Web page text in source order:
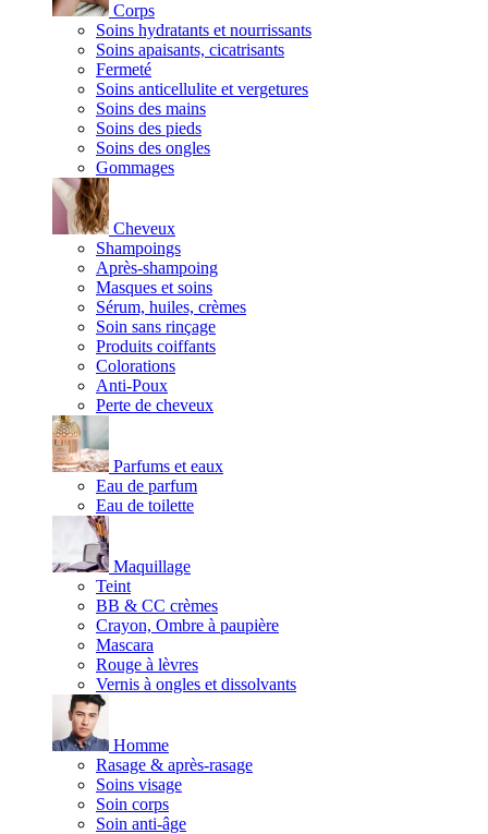
Corps
Soins hydratants et nourrissants
Soins apaisants, cicatrisants
Fermeté
Soins anticellulite et vergetures
Soins des mains
Soins des pieds
Soins des ongles
Gommages
Cheveux
Shampoings
Après-shampoing
Masques et soins
Sérum, huiles, crèmes
Soin sans rinçage
Produits coiffants
Colorations
Anti-Poux
Perte de cheveux
Parfums et eaux
Eau de parfum
Eau de toilette
Maquillage
Teint
BB & CC crèmes
Crayon, Ombre à paupière
Mascara
Rouge à lèvres
Vernis à ongles et dissolvants
Homme
Rasage & après-rasage
Soins visage
Soin corps
Soin anti-âge